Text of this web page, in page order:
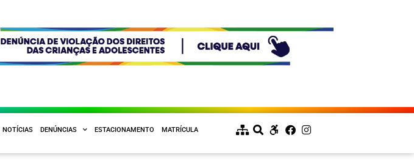
NOTÍCIAS DENÚNCIAS ESTACIONAMENTO MATRÍCULA